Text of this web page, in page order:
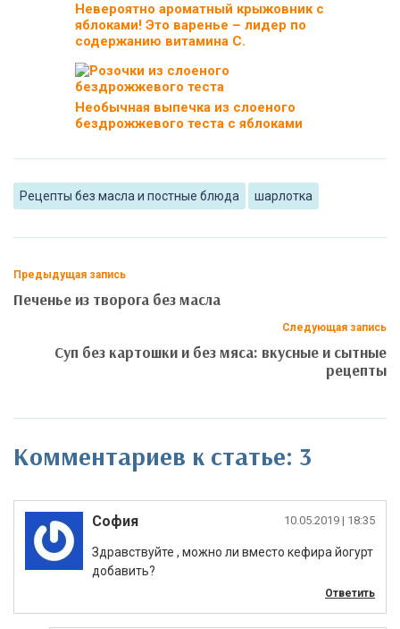
Невероятно ароматный крыжовник с
яблоками! Это варенье – лидер по
содержанию витамина С.
Необычная выпечка из слоеного
бездрожжевого теста с яблоками
Рецепты без масла и постные блюда шарлотка
Предыдущая запись
Печенье из творога без масла
Следующая запись
Суп без картошки и без мяса: вкусные и сытные
рецепты
Комментариев к статье: 3
София |
Здравствуйте , можно ли вместо кефира йогурт
добавить?
Ответить